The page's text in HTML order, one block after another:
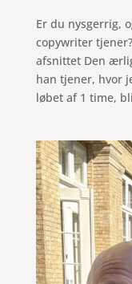
Er du nysgerrig,
copywriter
afsnittet Den
han tjener, hvor
løbet af 1 time,